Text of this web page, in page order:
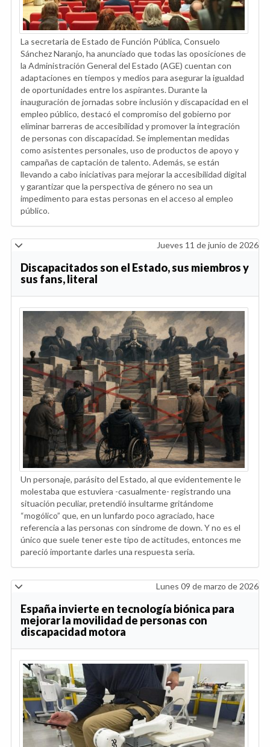
La secretaria de Estado de Función Pública, Consuelo
Sánchez Naranjo, ha anunciado que todas las oposiciones de
la Administración General del Estado (AGE) cuentan con
adaptaciones en tiempos y medios para asegurar la igualdad
de oportunidades entre los aspirantes. Durante la
inauguración de jornadas sobre inclusión y discapacidad en el
empleo público, destacó el compromiso del gobierno por
eliminar barreras de accesibilidad y promover la integración
de personas con discapacidad. Se implementan medidas
como asistentes personales, uso de productos de apoyo y
campañas de captación de talento. Además, se están
llevando a cabo iniciativas para mejorar la accesibilidad digital
y garantizar que la perspectiva de género no sea un
impedimento para estas personas en el acceso al empleo
público.
Jueves 11 de junio de 2026
Discapacitados son el Estado, sus miembros y
sus fans, literal
Un personaje, parásito del Estado, al que evidentemente le
molestaba que estuviera -casualmente- registrando una
situación peculiar, pretendió insultarme gritándome
“mogólico” que, en un lunfardo poco agraciado, hace
referencia a las personas con síndrome de down. Y no es el
único que suele tener este tipo de actitudes, entonces me
pareció importante darles una respuesta seria.
Lunes 09 de marzo de 2026
España invierte en tecnología biónica para
mejorar la movilidad de personas con
discapacidad motora